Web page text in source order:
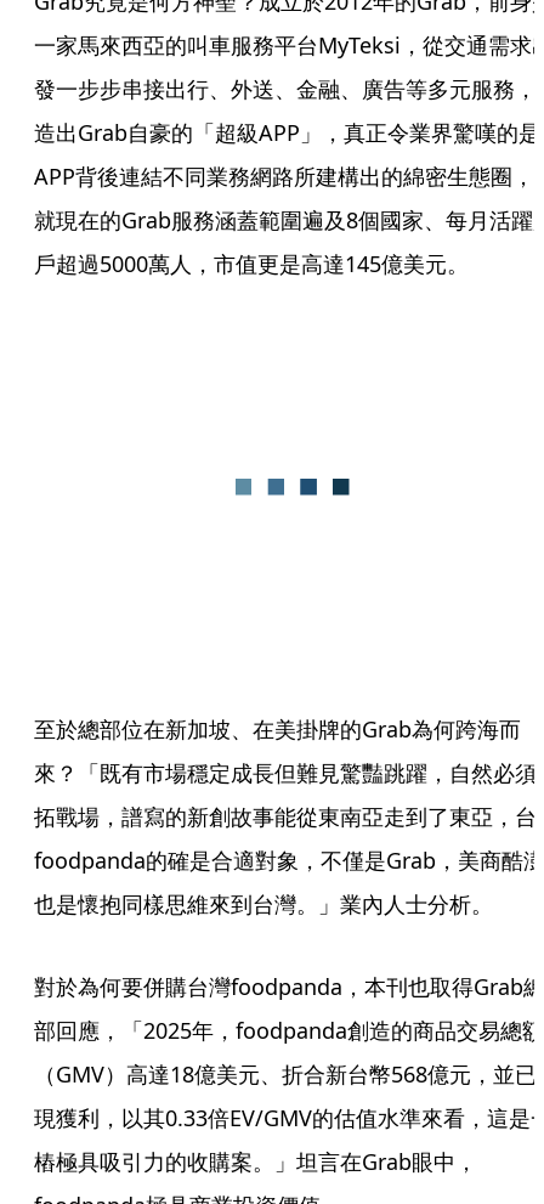
一家馬來西亞的叫車服務平台MyTeksi，從交通需求
發一步步串接出行、外送、金融、廣告等多元服務，
造出Grab自豪的「超級APP」，真正令業界驚嘆的是
APP背後連結不同業務網路所建構出的綿密生態圈，
就現在的Grab服務涵蓋範圍遍及8個國家、每月活躍
戶超過5000萬人，市值更是高達145億美元。
至於總部位在新加坡、在美掛牌的Grab為何跨海而
來？「既有市場穩定成長但難見驚豔跳躍，自然必須
拓戰場，譜寫的新創故事能從東南亞走到了東亞，台
foodpanda的確是合適對象，不僅是Grab，美商酷澎
也是懷抱同樣思維來到台灣。」業內人士分析。
對於為何要併購台灣foodpanda，本刊也取得Grab總
部回應，「2025年，foodpanda創造的商品交易總額
（GMV）高達18億美元、折合新台幣568億元，並已
現獲利，以其0.33倍EV/GMV的估值水準來看，這是
樁極具吸引力的收購案。」坦言在Grab眼中，